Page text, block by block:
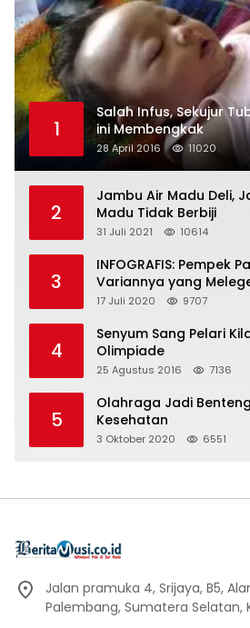
1
Salah Infus, Sekujur
ini Membengkak
28 April 2016 11020
2
Jambu Air Madu Deli,
Madu Tidak Berbiji
31 Juli 2021 10614
3
INFOGRAFIS: Pempek
Variannya yang
17 Juli 2020 9707
4
Senyum Sang Pelari
Olimpiade
25 Agustus 2016 7136
5
Olahraga Jadi
Kesehatan
3 Oktober 2020 6551
Jalan pramuka 4, Srijaya, B5,
Palembang, Sumatera Selatan,